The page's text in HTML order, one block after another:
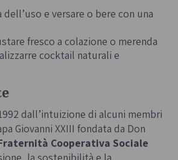
dell’uso e versare o bere con una
fresco a colazione o merenda
cocktail naturali e
dall’intuizione di alcuni membri
Giovanni XXIII fondata da Don
Cooperativa Sociale
la sostenibilità e la